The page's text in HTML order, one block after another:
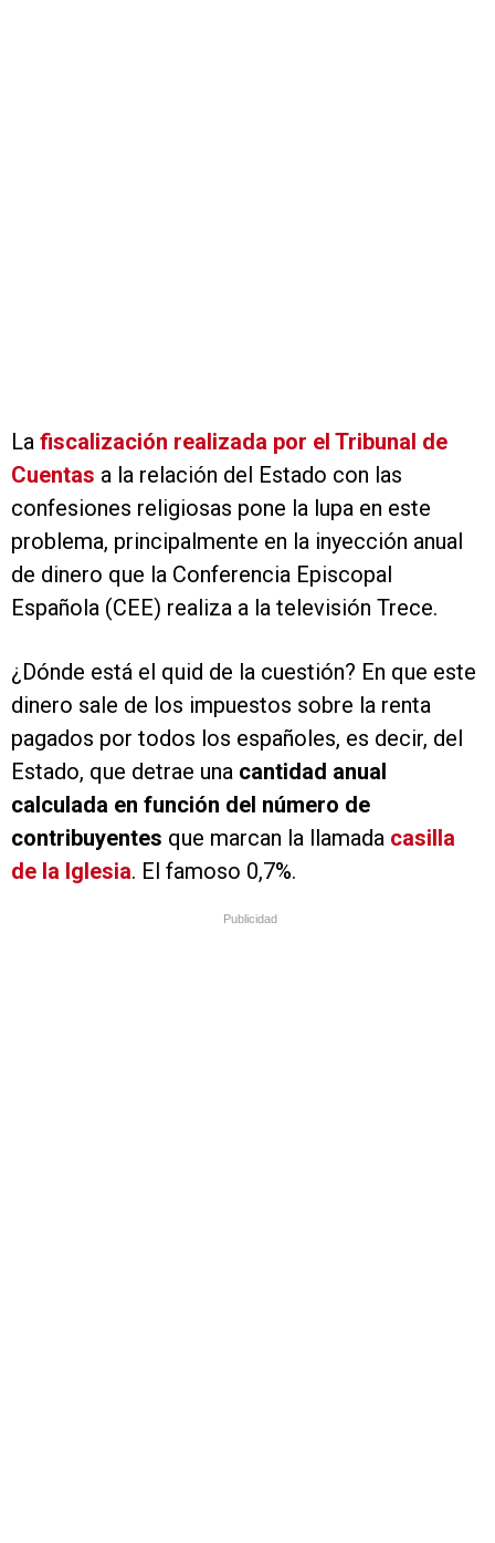
La fiscalización realizada por el Tribunal de
Cuentas a la relación del Estado con las
confesiones religiosas pone la lupa en este
problema, principalmente en la inyección anual
de dinero que la Conferencia Episcopal
Española (CEE) realiza a la televisión Trece.
¿Dónde está el quid de la cuestión? En que este
dinero sale de los impuestos sobre la renta
pagados por todos los españoles, es decir, del
Estado, que detrae una cantidad anual
calculada en función del número de
contribuyentes que marcan la llamada casilla
de la Iglesia. El famoso 0,7%.
Publicidad